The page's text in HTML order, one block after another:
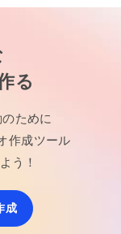
る
ために
作成ツール
う！
成